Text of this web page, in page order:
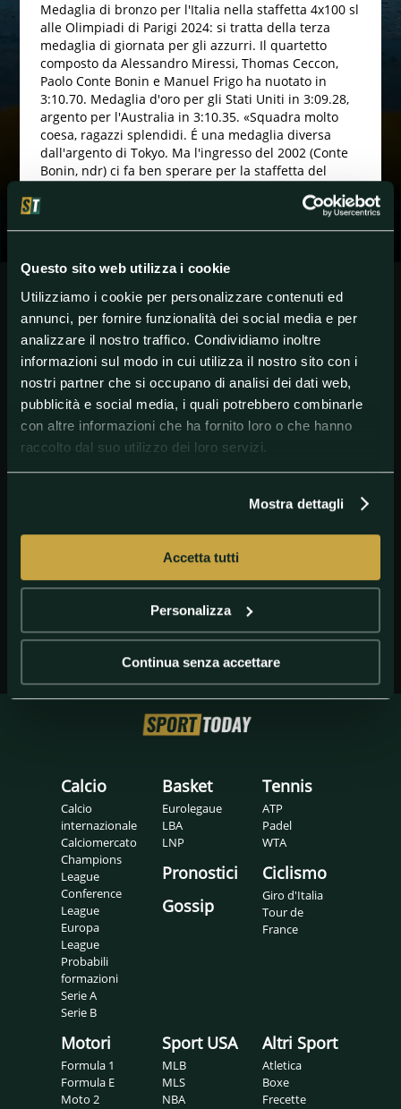
Questo sito web utilizza i cookie
Utilizziamo i cookie per personalizzare contenuti ed
annunci, per fornire funzionalità dei social media e per
analizzare il nostro traffico. Condividiamo inoltre
informazioni sul modo in cui utilizza il nostro sito con i
nostri partner che si occupano di analisi dei dati web,
pubblicità e social media, i quali potrebbero combinarle
con altre informazioni che ha fornito loro o che hanno
raccolto dal suo utilizzo dei loro servizi.
Mostra dettagli
Accetta tutti
Personalizza
Continua senza accettare
Medaglia di bronzo per l'Italia nella staffetta 4x100 sl
alle Olimpiadi di Parigi 2024: si tratta della terza
medaglia di giornata per gli azzurri. Il quartetto
composto da Alessandro Miressi, Thomas Ceccon,
Paolo Conte Bonin e Manuel Frigo ha nuotato in
3:10.70. Medaglia d'oro per gli Stati Uniti in 3:09.28,
argento per l'Australia in 3:10.35. «Squadra molto
coesa, ragazzi splendidi. É una medaglia diversa
dall'argento di Tokyo. Ma l'ingresso del 2002 (Conte
Bonin, ndr) ci fa ben sperare per la staffetta del
Butini, commentando il bronzo olimpico della
#Italia #Nuoto #Olimpiadi #parigi
Calcio
Calcio
internazionale
Calciomercato
Champions
League
Conference
League
Europa
League
Probabili
formazioni
Serie A
Serie B
Basket
Eurolegaue
LBA
LNP
Pronostici
Gossip
Tennis
ATP
Padel
WTA
Ciclismo
Giro d'Italia
Tour de
France
Motori
Formula 1
Formula E
Moto 2
Sport USA
MLB
MLS
NBA
Altri Sport
Atletica
Boxe
Frecette